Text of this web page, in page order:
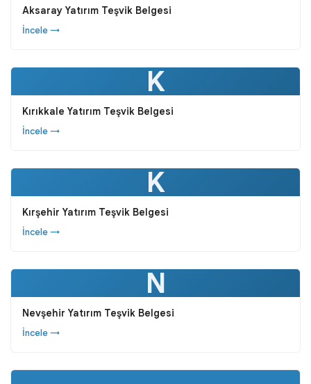
Aksaray Yatırım Teşvik Belgesi
İncele →
K
Kırıkkale Yatırım Teşvik Belgesi
İncele →
K
Kırşehir Yatırım Teşvik Belgesi
İncele →
N
Nevşehir Yatırım Teşvik Belgesi
İncele →